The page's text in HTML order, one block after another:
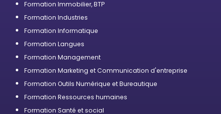
Formation Immobilier, BTP
Formation Industries
Formation Informatique
Formation Langues
Formation Management
Formation Marketing et Communication d'entreprise
Formation Outils Numérique et Bureautique
Formation Ressources humaines
Formation Santé et social